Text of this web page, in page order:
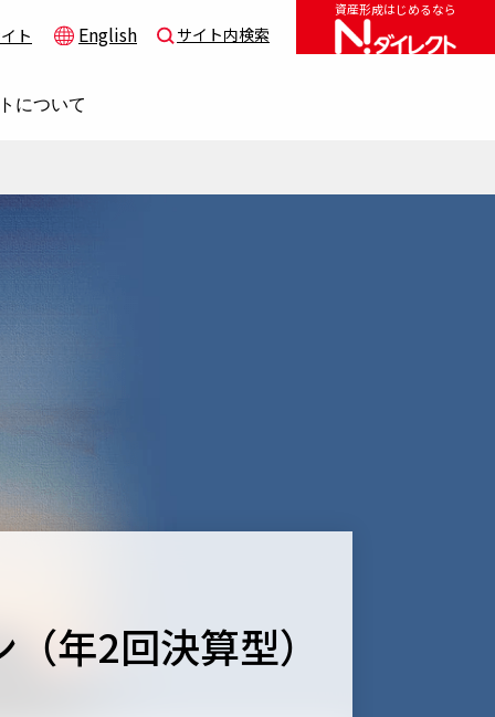
ト English サイト内検索
について
資産形成はじめるなら
年2回決算型）